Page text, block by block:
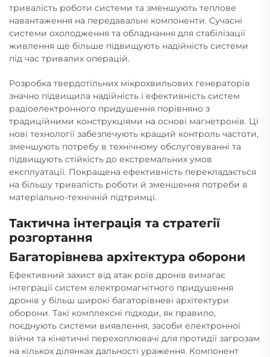
тривалість роботи системи та зменшують теплове
навантаження на передавальні компоненти. Сучасні
системи охолодження та обладнання для стабілізації
живлення ще більше підвищують надійність системи
під час тривалих операцій.
Розробка твердотільних мікрохвильових генераторів
значно підвищила надійність і ефективність систем
радіоелектронного придушення порівняно з
традиційними конструкціями на основі магнетронів. Ці
нові технології забезпечують кращий контроль частоти,
зменшують потребу в технічному обслуговуванні та
підвищують стійкість до екстремальних умов
експлуатації. Покращена ефективність перекладається
на більшу тривалість роботи й зменшення потреби в
матеріально-технічній підтримці.
Тактична інтеграція та стратегії
розгортання
Багаторівнева архітектура оборони
Ефективний захист від атак роїв дронів вимагає
інтеграції систем електромагнітного придушення
дронів у більш широкі багаторівневі архітектури
оборони. Такі комплексні підходи, як правило,
поєднують системи виявлення, засоби електронної
війни та кінетичні перехоплювачі для протидії загрозам
на кількох ділянках дальності ураження. Компонент